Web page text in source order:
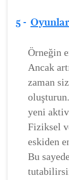
5 -
Örneğin
Ancak
zaman
yeni
Fiziksel
eskiden
Bu